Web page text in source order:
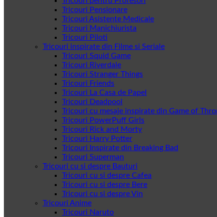
Tricouri Pensionare
Tricouri Asistente Medicale
Tricouri Manichiurista
Tricouri Piloti
Tricouri inspirate din Filme si Seriale
Tricouri Squid Game
Tricouri Riverdale
Tricouri Stranger Things
Tricouri Friends
Tricouri La Casa de Papel
Tricouri Deadpool
Tricouri cu mesaje inspirate din Game of
Tricouri PowerPuff Girls
Tricouri Rick and Morty
Tricouri Harry Potter
Tricouri Inspirate din Breaking Bad
Tricouri Superman
Tricouri cu si despre Bauturi
Tricouri cu si despre Cafea
Tricouri cu si despre Bere
Tricouri cu si despre Vin
Tricouri Anime
Tricouri Naruto